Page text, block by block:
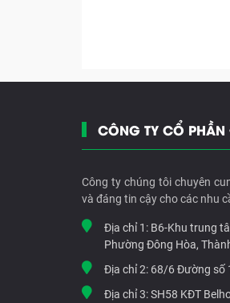
CÔNG TY CỔ PHẦN
Công ty chúng tôi chuyên
và đáng tin cậy cho các nhu
Địa chỉ 1: B6-Khu trung
Phường Đông Hòa,
Địa chỉ 2: 68/6 Đường số
Địa chỉ 3:SH58 KĐT